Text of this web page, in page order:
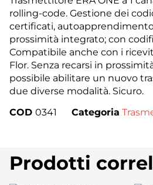
rolling-code. Gestione dei
certificati,
prossimità integrato; con
Compatibile anche con i
Flor. Senza recarsi in
possibile abilitare un nuovo
due diverse modalità. Sicuro.
COD 0341 Categoria
Prodotti